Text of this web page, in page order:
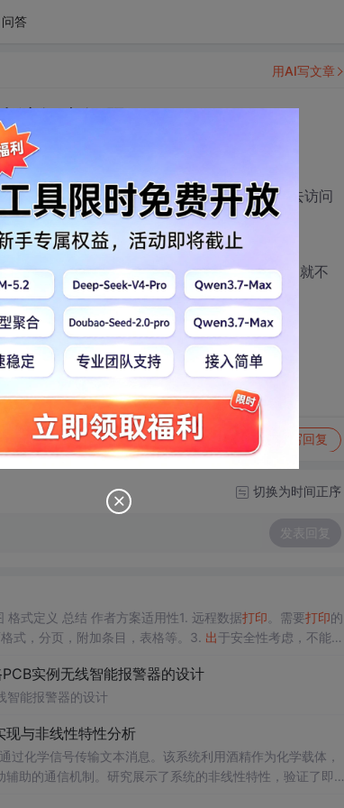
问答
问出问题
好的，放到IIS在后，问题出来了，有的机器去访问
一个表格的时候，加上了page-break-
到IIS上后，也是有的机器能实现分页，有的就不
态 举报 写回复
用AI写文章
切换为时间正序
发表回复
式定义 总结 作者方案适用性1. 远程数据打印 。需要打印的
式，分页，附加条目，表格等。3. 出于安全性考虑，不能直
实例无线智能报警器的设计
智能报警器的设计
现与非线性特性分析
化学信号传输文本消息。该系统利用酒精作为化学载体，
助的通信机制。研究展示了系统的非线性特性，验证了即使